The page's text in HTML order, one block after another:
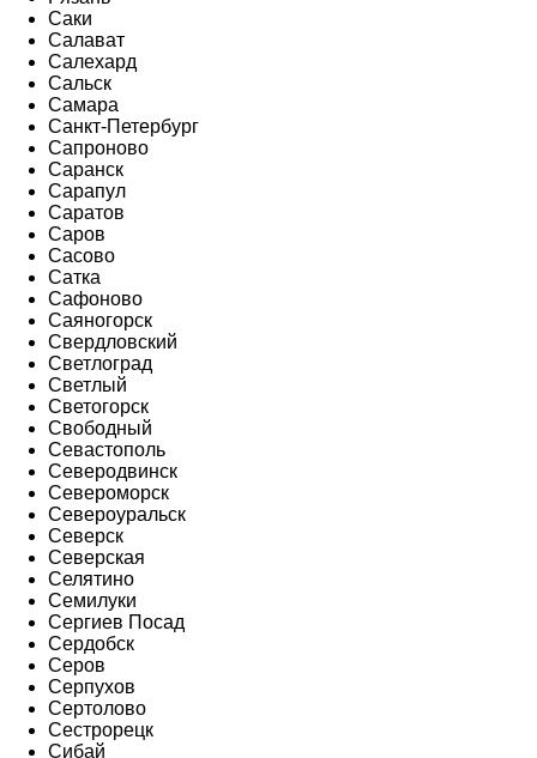
Саки
Салават
Салехард
Сальск
Самара
Санкт-Петербург
Сапроново
Саранск
Сарапул
Саратов
Саров
Сасово
Сатка
Сафоново
Саяногорск
Свердловский
Светлоград
Светлый
Светогорск
Свободный
Севастополь
Северодвинск
Североморск
Североуральск
Северск
Северская
Селятино
Семилуки
Сергиев Посад
Сердобск
Серов
Серпухов
Сертолово
Сестрорецк
Сибай